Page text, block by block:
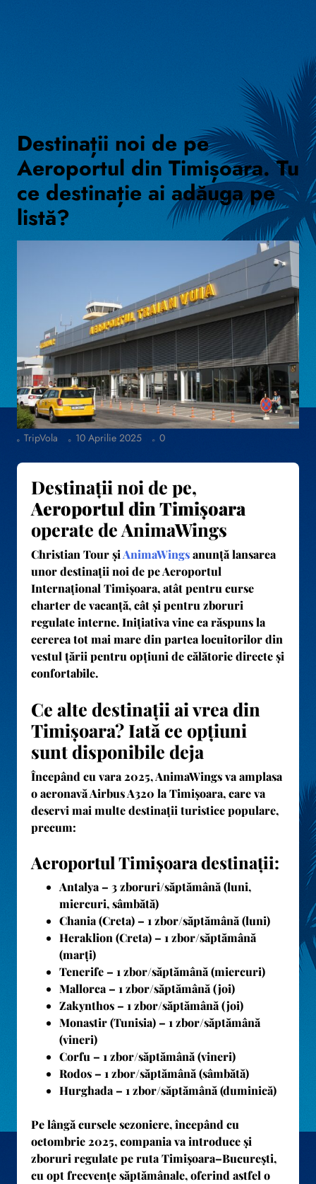
Destinații noi de pe
Aeroportul din Timișoara. Tu
ce destinație ai adăuga pe
listă?
TripVola 10 Aprilie 2025 0
Destinații noi de pe,
Aeroportul din Timișoara
operate de AnimaWings
Christian Tour șiAnimaWingsanunță lansarea
unordestinații noi de pe Aeroportul
Internațional Timișoara, atât pentru curse
charter de vacanță, cât și pentru zboruri
regulate interne. Inițiativa vine ca răspuns la
cererea tot mai mare din partea locuitorilor din
vestul țării pentru opțiuni de călătorie directe și
confortabile.
Ce alte destinații ai vrea din
Timișoara? Iată ce opțiuni
sunt disponibile deja
Începând cuvara 2025, AnimaWings va amplasa
o aeronavă Airbus A320 la Timișoara, care va
deservi mai multedestinații turistice populare,
precum:
Aeroportul Timișoara destinații:
Antalya– 3 zboruri/săptămână (luni,
miercuri, sâmbătă)
Chania (Creta)– 1 zbor/săptămână (luni)
Heraklion (Creta)– 1 zbor/săptămână
(marți)
Tenerife– 1 zbor/săptămână (miercuri)
Mallorca– 1 zbor/săptămână (joi)
Zakynthos– 1 zbor/săptămână (joi)
Monastir (Tunisia)– 1 zbor/săptămână
(vineri)
Corfu– 1 zbor/săptămână (vineri)
Rodos– 1 zbor/săptămână (sâmbătă)
Hurghada– 1 zbor/săptămână (duminică)
Pe lângă cursele sezoniere, începând cu
octombrie 2025, compania va introduce și
zboruri regulate pe ruta Timișoara–București,
cuopt frecvențe săptămânale, oferind astfel o